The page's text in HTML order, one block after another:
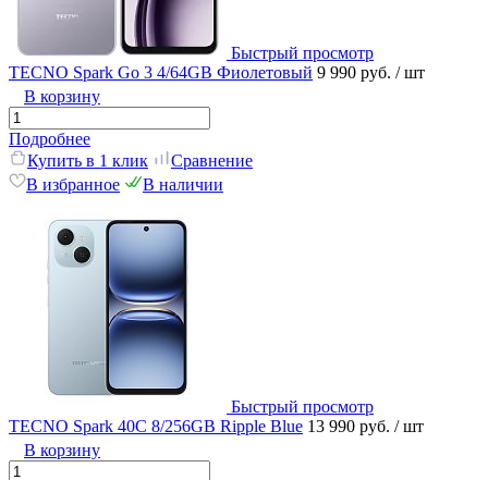
Быстрый просмотр
TECNO Spark Go 3 4/64GB Фиолетовый 9 990 руб. / шт
В корзину
Подробнее
Купить в 1 клик
Сравнение
В избранное
В наличии
Быстрый просмотр
TECNO Spark 40C 8/256GB Ripple Blue 13 990 руб. / шт
В корзину